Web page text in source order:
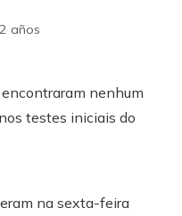
años
na sexta-feira